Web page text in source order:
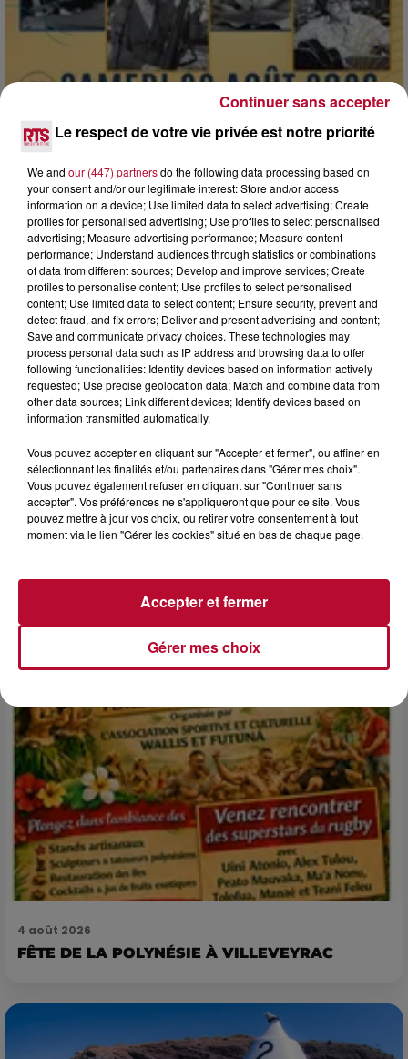
7 août 2026
DINER CONCERT À LA MJC DE MARSEILLAN
6 août 2026
Après un franc succès l'été dernier, le spectacle « Le Rêve
du gladiateur » revient illuminer l'amphithéâtre romain les 6,
7 et 8 août. Une fresque nocturne...
4 août 2026
FÊTE DE LA POLYNÉSIE À VILLEVEYRAC
Le respect de votre vie privée est notre priorité
We and our (447) partnersdo the following data processing based on
your consent and/or our legitimate interest: Store and/or access
information on a device; Use limited data to select advertising; Create
profiles for personalised advertising; Use profiles to select personalised
advertising; Measure advertising performance; Measure content
performance; Understand audiences through statistics or combinations
of data from different sources; Develop and improve services; Create
profiles to personalise content; Use profiles to select personalised
content; Use limited data to select content; Ensure security, prevent and
detect fraud, and fix errors; Deliver and present advertising and content;
Save and communicate privacy choices. These technologies may
process personal data such as IP address and browsing data to offer
following functionalities: Identify devices based on information actively
requested; Use precise geolocation data; Match and combine data from
other data sources; Link different devices; Identify devices based on
information transmitted automatically.
Vous pouvez accepter en cliquant sur "Accepter et fermer", ou affiner en
sélectionnant les finalités et/ou partenaires dans "Gérer mes choix".
Vous pouvez également refuser en cliquant sur "Continuer sans
accepter". Vos préférences ne s'appliqueront que pour ce site. Vous
pouvez mettre à jour vos choix, ou retirer votre consentement à tout
moment via le lien "Gérer les cookies" situé en bas de chaque page.
Gérer mes choix
Accepter et fermer
Continuer sans accepter